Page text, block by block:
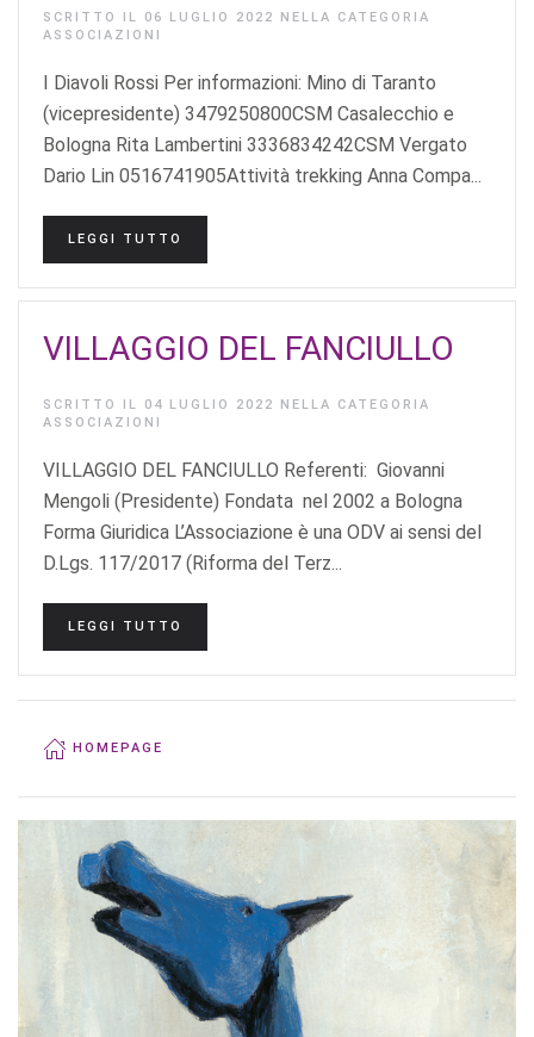
SCRITTO IL 06 LUGLIO 2022
NELLA CATEGORIA
ASSOCIAZIONI
I Diavoli Rossi Per informazioni: Mino di Taranto
(vicepresidente) 3479250800CSM Casalecchio e
Bologna Rita Lambertini 3336834242CSM Vergato
Dario Lin 0516741905Attività trekking Anna Compa...
LEGGI TUTTO
VILLAGGIO DEL FANCIULLO
SCRITTO IL 04 LUGLIO 2022
NELLA CATEGORIA
ASSOCIAZIONI
VILLAGGIO DEL FANCIULLO Referenti: Giovanni
Mengoli (Presidente) Fondata nel 2002 a Bologna
Forma Giuridica L’Associazione è una ODV ai sensi del
D.Lgs. 117/2017 (Riforma del Terz...
LEGGI TUTTO
HOMEPAGE